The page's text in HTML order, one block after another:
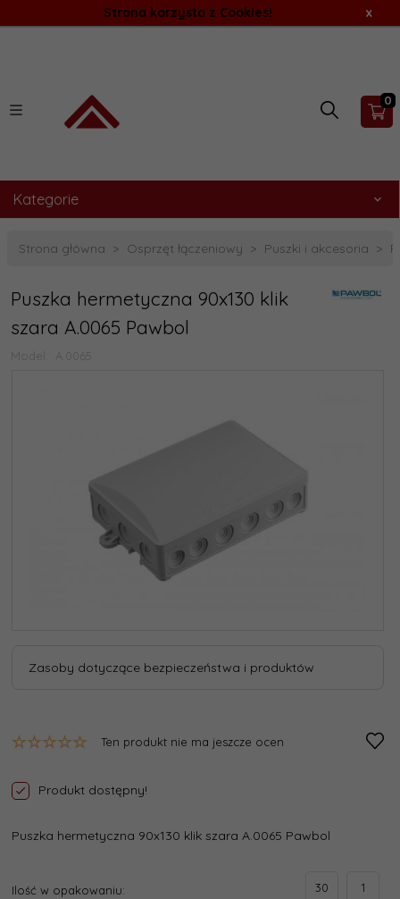
Strona korzysta z Cookies! x
0
Kategorie
Strona główna Osprzęt łączeniowy Puszki i akcesoria
Puszka hermetyczna 90x130 klik
szara A.0065 Pawbol
Model: A.0065
Zasoby dotyczące bezpieczeństwa i produktów
Ten produkt nie ma jeszcze ocen
Produkt dostępny!
Puszka hermetyczna 90x130 klik szara A.0065 Pawbol
Ilość w opakowaniu: 30 1